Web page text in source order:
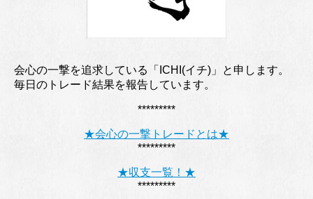
会心の一撃を追求している「ICHI(イチ)」と申します。
毎日のトレード結果を報告しています。
*********
★会心の一撃トレードとは★
*********
★収支一覧！★
*********